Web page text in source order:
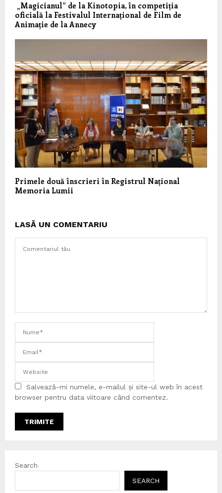
„Magicianul” de la Kinotopia, în competiția
oficială la Festivalul Internațional de Film de
Animație de la Annecy
Primele două înscrieri în Registrul Național
Memoria Lumii
LASĂ UN COMENTARIU
Salvează-mi numele, e-mailul și site-ul web în acest
browser pentru data viitoare când comentez.
Search
SEARCH